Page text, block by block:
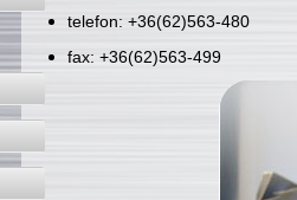
telefon: +36(62)563-480
fax: +36(62)563-499